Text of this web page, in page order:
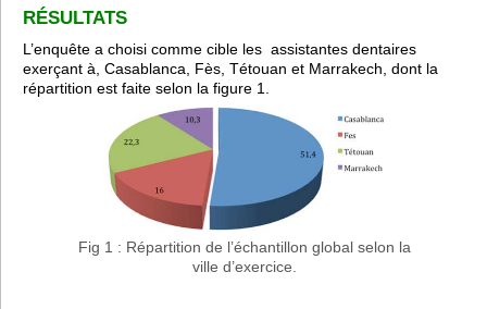
RÉSULTATS
L’enquête a choisi comme cible les assistantes dentaires
exerçant à, Casablanca, Fès, Tétouan et Marrakech, dont la
répartition est faite selon la figure 1.
Fig 1 : Répartition de l’échantillon global selon la
ville d’exercice.